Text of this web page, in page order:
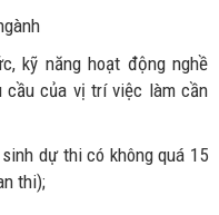
kỹ năng hoạt động nghề
cầu của vị trí việc làm cần
dự thi có không quá 15
thi);